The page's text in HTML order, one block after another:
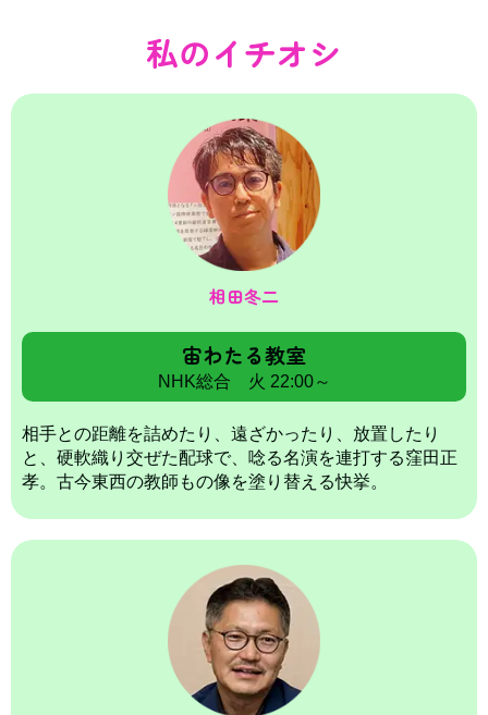
私のイチオシ
相田冬二
宙わたる教室
NHK総合 火 22:00～
相手との距離を詰めたり、遠ざかったり、放置したり
と、硬軟織り交ぜた配球で、唸る名演を連打する窪田正
孝。古今東西の教師もの像を塗り替える快挙。